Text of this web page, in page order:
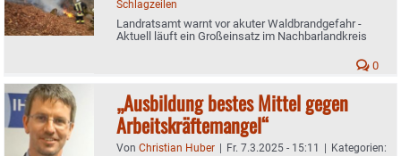
Schlagzeilen
Landratsamt warnt vor akuter Waldbrandgefahr -
Aktuell läuft ein Großeinsatz im Nachbarlandkreis
0
„Ausbildung bestes Mittel gegen
Arbeitskräftemangel“
Von Christian Huber | Fr. 7.3.2025 - 15:11 | Kategorien: